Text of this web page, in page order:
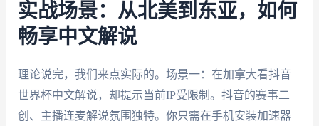
实战场景：从北美到东亚，如何
畅享中文解说
理论说完，我们来点实际的。场景一：在加拿大看抖音
世界杯中文解说，却提示当前IP受限制。抖音的赛事二
创、主播连麦解说氛围独特。你只需在手机安装加速器